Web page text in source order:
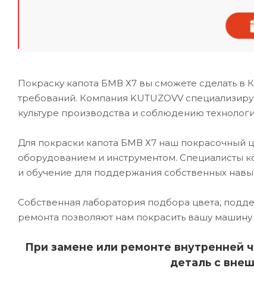
Покраску капота БМВ Х7 вы сможете сделать в
требований. Компания KUTUZOVV
культуре производства и соблюдению
Для покраски капота БМВ Х7 наш
оборудованием и инструментом. Специалисты
и обучение для поддержания собственных
Собственная лаборатория подбора цвета,
ремонта позволяют нам покрасить вашу
При замене или ремонте внутренней
деталь с